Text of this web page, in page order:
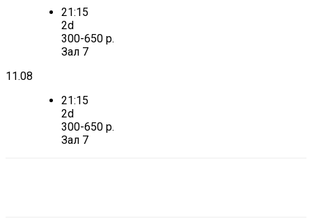
21:15
2d
300-650 р.
Зал 7
11.08
21:15
2d
300-650 р.
Зал 7